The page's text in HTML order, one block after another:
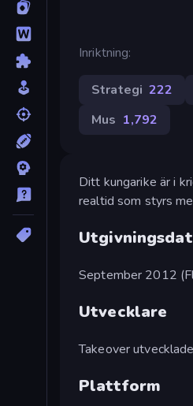
Inriktning
Strategi 222
Mus 1,792
Ditt kungarike är i
realtid som styrs
September 2012
Utvecklare
Takeover
Plattform